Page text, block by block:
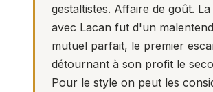
gestaltistes. Affaire de goût.
avec Lacan fut d'un
mutuel parfait, le premier
détournant à son profit le
Pour le style on peut les